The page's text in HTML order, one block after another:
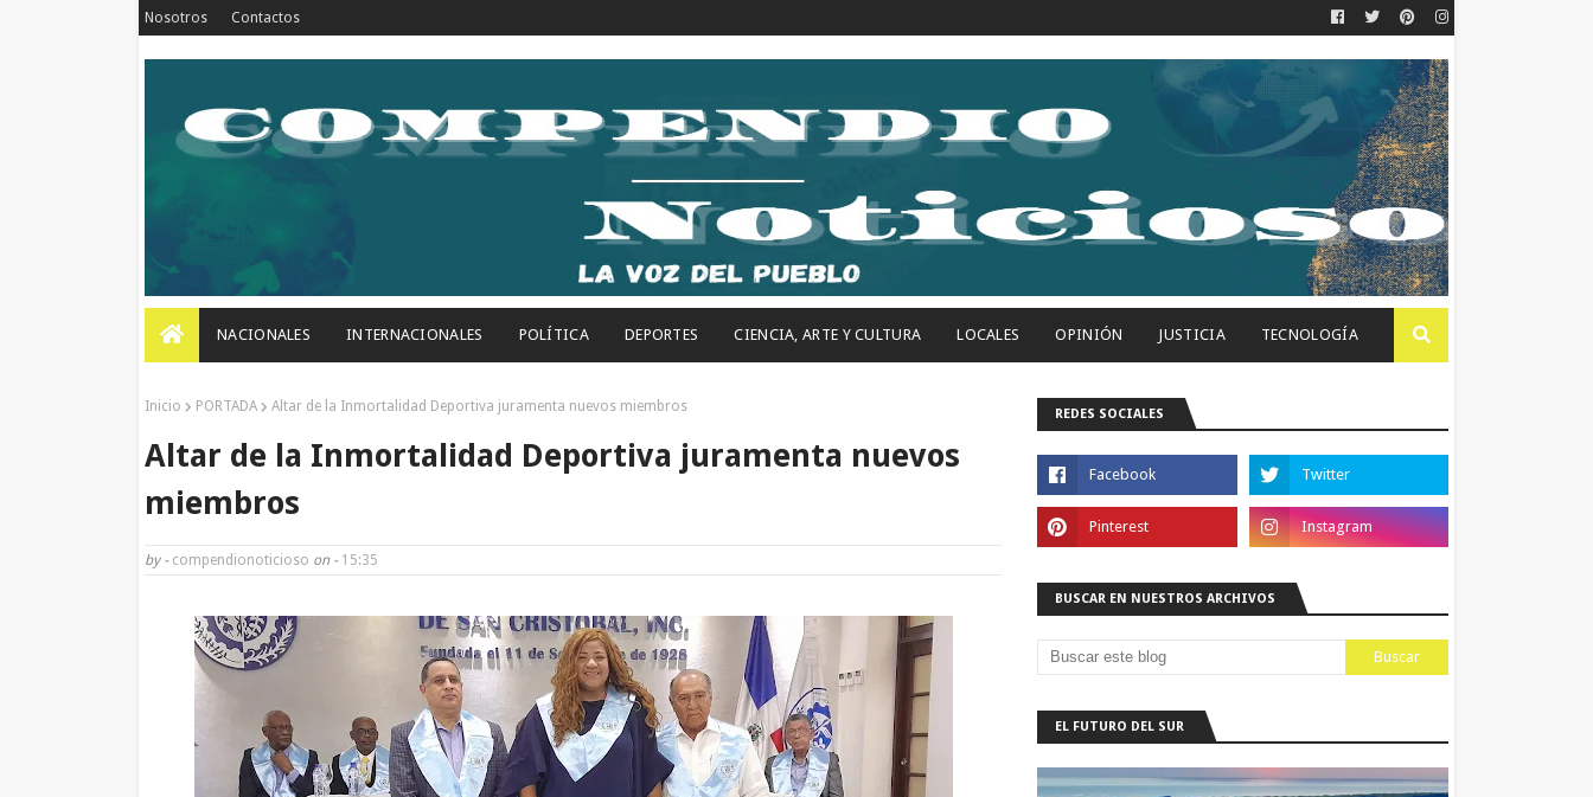
Nosotros Contactos
NACIONALES INTERNACIONALES POLÍTICA DEPORTES CIENCIA, ARTE Y CULTURA LOCALES OPINIÓN JUSTICIA TECNOLOGÍA
Inicio PORTADA Altar de la Inmortalidad Deportiva juramenta nuevos miembros
Altar de la Inmortalidad Deportiva juramenta nuevos
miembros
by - compendionoticioso on - 15:35
REDES SOCIALES
BUSCAR EN NUESTROS ARCHIVOS
EL FUTURO DEL SUR